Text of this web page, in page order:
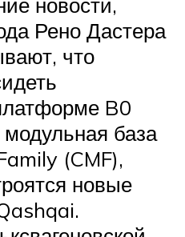
Рено Дастера
что
B0
база
(CMF),
новые